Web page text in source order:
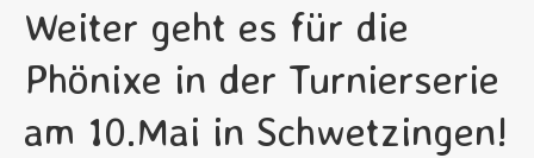
Weiter geht es für die
Phönixe in der Turnierserie
am 10.Mai in Schwetzingen!